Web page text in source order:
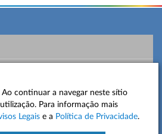
continuar a navegar neste sítio
Para informação mais
Legais e a Política de Privacidade.